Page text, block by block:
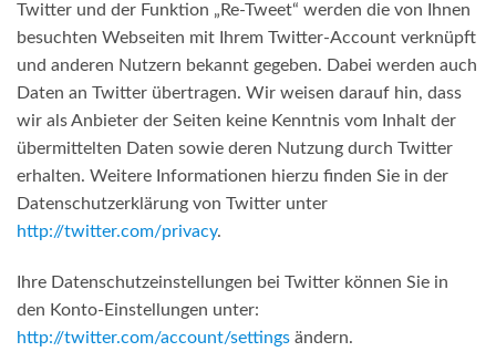
Twitter und der Funktion „Re-Tweet“ werden die von Ihnen
besuchten Webseiten mit Ihrem Twitter-Account verknüpft
und anderen Nutzern bekannt gegeben. Dabei werden auch
Daten an Twitter übertragen. Wir weisen darauf hin, dass
wir als Anbieter der Seiten keine Kenntnis vom Inhalt der
übermittelten Daten sowie deren Nutzung durch Twitter
erhalten. Weitere Informationen hierzu finden Sie in der
Datenschutzerklärung von Twitter unter
http://twitter.com/privacy.
Ihre Datenschutzeinstellungen bei Twitter können Sie in
den Konto-Einstellungen unter:
http://twitter.com/account/settings ändern.